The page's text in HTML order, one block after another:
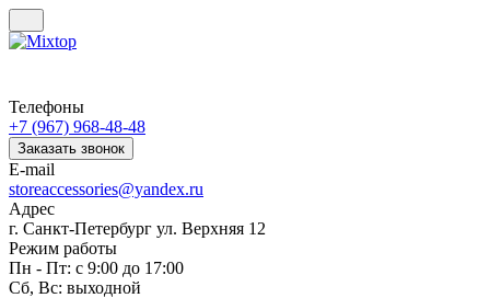
Телефоны
+7 (967) 968-48-48
Заказать звонок
E-mail
storeaccessories@yandex.ru
Адрес
г. Санкт-Петербург ул. Верхняя 12
Режим работы
Пн - Пт: с 9:00 до 17:00
Сб, Вс: выходной